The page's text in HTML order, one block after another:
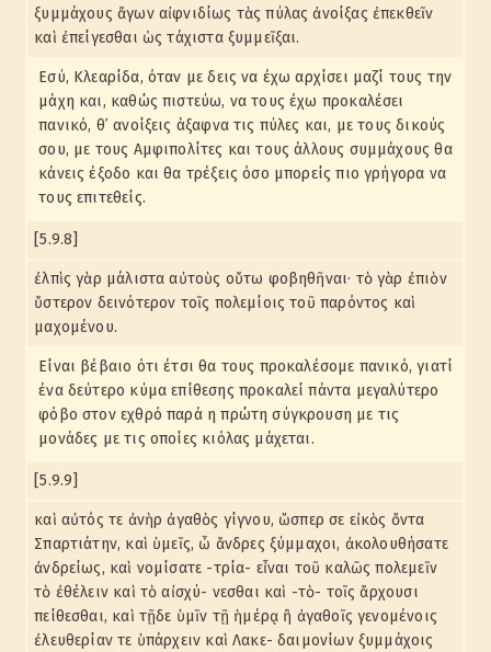
ξυμμάχους ἄγων αἰφνιδίως τὰς πύλας ἀνοίξας ἐπεκθεῖν
καὶ ἐπείγεσθαι ὡς τάχιστα ξυμμεῖξαι.
Εσύ, Κλεαρίδα, όταν με δεις να έχω αρχίσει μαζί τους την
μάχη και, καθώς πιστεύω, να τους έχω προκαλέσει
πανικό, θ᾽ ανοίξεις άξαφνα τις πύλες και, με τους δικούς
σου, με τους Αμφιπολίτες και τους άλλους συμμάχους θα
κάνεις έξοδο και θα τρέξεις όσο μπορείς πιο γρήγορα να
τους επιτεθείς.
[5.9.8]
ἐλπὶς γὰρ μάλιστα αὐτοὺς οὕτω φοβηθῆναι· τὸ γὰρ ἐπιὸν
ὕστερον δεινότερον τοῖς πολεμίοις τοῦ παρόντος καὶ
μαχομένου.
Είναι βέβαιο ότι έτσι θα τους προκαλέσομε πανικό, γιατί
ένα δεύτερο κύμα επίθεσης προκαλεί πάντα μεγαλύτερο
φόβο στον εχθρό παρά η πρώτη σύγκρουση με τις
μονάδες με τις οποίες κιόλας μάχεται.
[5.9.9]
καὶ αὐτός τε ἀνὴρ ἀγαθὸς γίγνου, ὥσπερ σε εἰκὸς ὄντα
Σπαρτιάτην, καὶ ὑμεῖς, ὦ ἄνδρες ξύμμαχοι, ἀκολουθήσατε
ἀνδρείως, καὶ νομίσατε -τρία- εἶναι τοῦ καλῶς πολεμεῖν
τὸ ἐθέλειν καὶ τὸ αἰσχύ- νεσθαι καὶ -τὸ- τοῖς ἄρχουσι
πείθεσθαι, καὶ τῇδε ὑμῖν τῇ ἡμέρᾳ ἢ ἀγαθοῖς γενομένοις
ἐλευθερίαν τε ὑπάρχειν καὶ Λακε- δαιμονίων ξυμμάχοις